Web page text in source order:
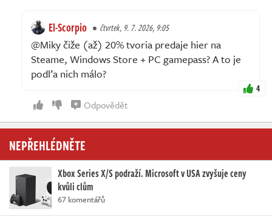
El-Scorpio čtvrtek, 9. 7. 2026, 9:05
@Miky čiže (až) 20% tvoria predaje hier na
Steame, Windows Store + PC gamepass? A to je
podľa nich málo?
4
Odpovědět
NEPŘEHLÉDNĚTE
Xbox Series X/S podraží. Microsoft v USA zvyšuje ceny
kvůli clům
67 komentářů